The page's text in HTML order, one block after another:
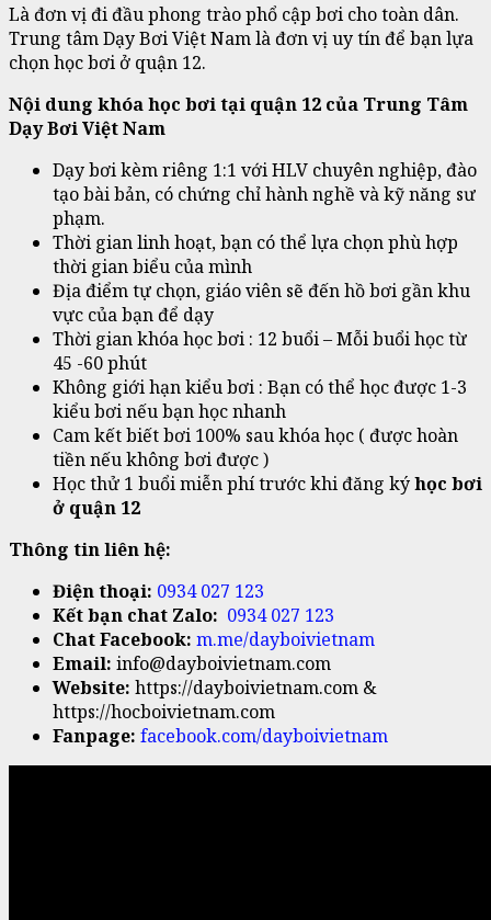
Là đơn vị đi đầu phong trào phổ cập bơi cho toàn dân.
Trung tâm Dạy Bơi Việt Nam là đơn vị uy tín để bạn lựa
chọn học bơi ở quận 12.
Nội dung khóa học bơi tại quận 12 của Trung Tâm
Dạy Bơi Việt Nam
Dạy bơi kèm riêng 1:1 với HLV chuyên nghiệp, đào
tạo bài bản, có chứng chỉ hành nghề và kỹ năng sư
phạm.
Thời gian linh hoạt, bạn có thể lựa chọn phù hợp
thời gian biểu của mình
Địa điểm tự chọn, giáo viên sẽ đến hồ bơi gần khu
vực của bạn để dạy
Thời gian khóa học bơi : 12 buổi – Mỗi buổi học từ
45 -60 phút
Không giới hạn kiểu bơi : Bạn có thể học được 1-3
kiểu bơi nếu bạn học nhanh
Cam kết biết bơi 100% sau khóa học ( được hoàn
tiền nếu không bơi được )
Học thử 1 buổi miễn phí trước khi đăng kýhọc bơi
ở quận 12
Thông tin liên hệ:
Điện thoại: 0934 027 123
Kết bạn chat Zalo: 0934 027 123
Chat Facebook: m.me/dayboivietnam
Email: info@dayboivietnam.com
Website: https://dayboivietnam.com &
https://hocboivietnam.com
Fanpage: facebook.com/dayboivietnam